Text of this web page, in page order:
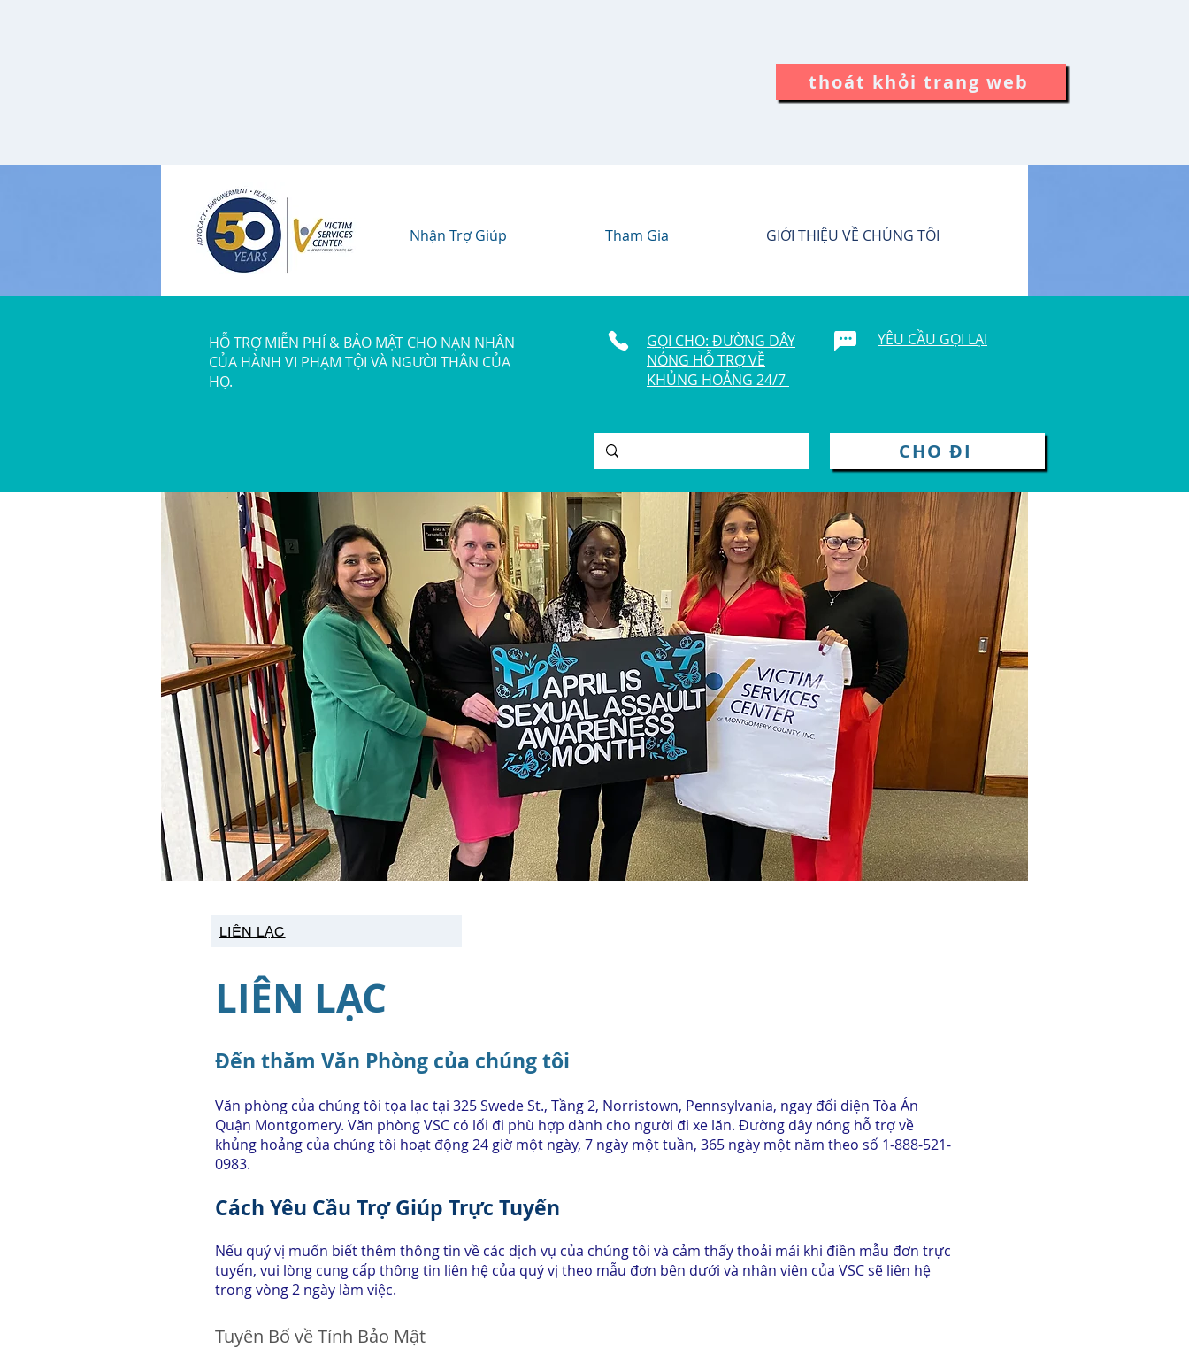
thoát khỏi trang web
Nhận Trợ Giúp Tham Gia GIỚI THIỆU VỀ CHÚNG TÔI
HỖ TRỢ MIỄN PHÍ & BẢO MẬT CHO NẠN NHÂN
CỦA HÀNH VI PHẠM TỘI VÀ NGƯỜI THÂN CỦA
HỌ.
GỌI CHO: ĐƯỜNG DÂY
NÓNG HỖ TRỢ VỀ
KHỦNG HOẢNG 24/7
YÊU CẦU GỌI LẠI
CHO ĐI
LIÊN LẠC
LIÊN LẠC
Đến thăm Văn Phòng của chúng tôi
Văn phòng của chúng tôi tọa lạc tại 325 Swede St., Tầng 2, Norristown, Pennsylvania, ngay đối diện Tòa Án
Quận Montgomery. Văn phòng VSC có lối đi phù hợp dành cho người đi xe lăn. Đường dây nóng hỗ trợ về
khủng hoảng của chúng tôi hoạt động 24 giờ một ngày, 7 ngày một tuần, 365 ngày một năm theo số 1-888-521-
0983.
Cách Yêu Cầu Trợ Giúp Trực Tuyến
Nếu quý vị muốn biết thêm thông tin về các dịch vụ của chúng tôi và cảm thấy thoải mái khi điền mẫu đơn trực
tuyến, vui lòng cung cấp thông tin liên hệ của quý vị theo mẫu đơn bên dưới và nhân viên của VSC sẽ liên hệ
trong vòng 2 ngày làm việc.
Tuyên Bố về Tính Bảo Mật